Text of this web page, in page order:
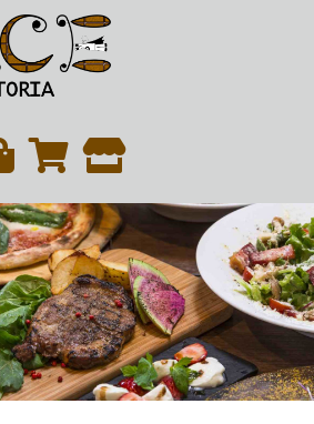
松戸の本気イタリアン・トラットリアパーチェ